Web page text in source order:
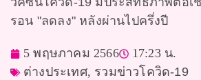
รอน "ลดลง" หลังผ่านไปครึ่งปี
5 พฤษภาคม 2566
17:23 น.
ต่างประเทศ, รวมข่าวโควิด-19